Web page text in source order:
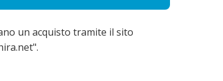
un acquisto tramite il sito